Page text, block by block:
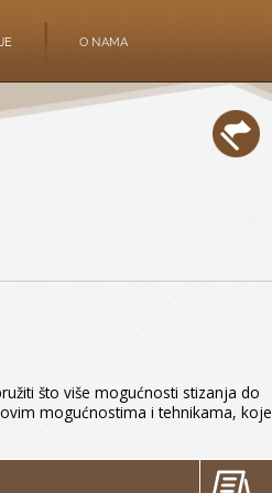
O NAMA
što više mogućnosti stizanja do
mogućnostima i tehnikama, koje